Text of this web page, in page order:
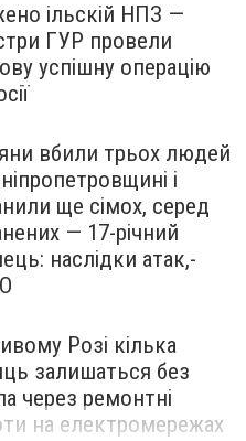
ільскій НПЗ —
ГУР провели
успішну операцію
вбили трьох людей
і
ще сімох, серед
— 17-річний
наслідки атак,-
Розі кілька
залишаться без
через ремонтні
на електромережах